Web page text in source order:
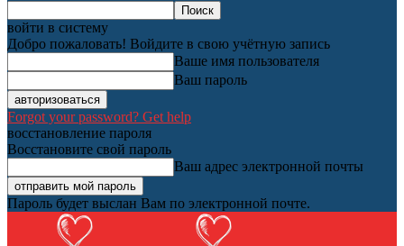
войти в систему
Добро пожаловать! Войдите в свою учётную запись
Ваше имя пользователя
Ваш пароль
Forgot your password? Get help
восстановление пароля
Восстановите свой пароль
Ваш адрес электронной почты
Пароль будет выслан Вам по электронной почте.